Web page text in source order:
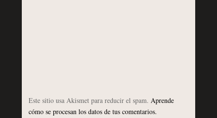
Este sitio usa Akismet para reducir el spam. Aprende
cómo se procesan los datos de tus comentarios.